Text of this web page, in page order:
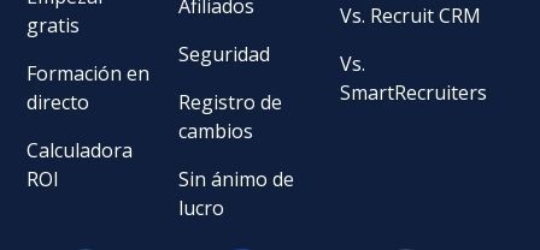
gratis
Formación en
directo
Calculadora
ROI
Afiliados
Seguridad
Registro de
cambios
Sin ánimo de
lucro
Vs. Recruit CRM
Vs.
SmartRecruiters